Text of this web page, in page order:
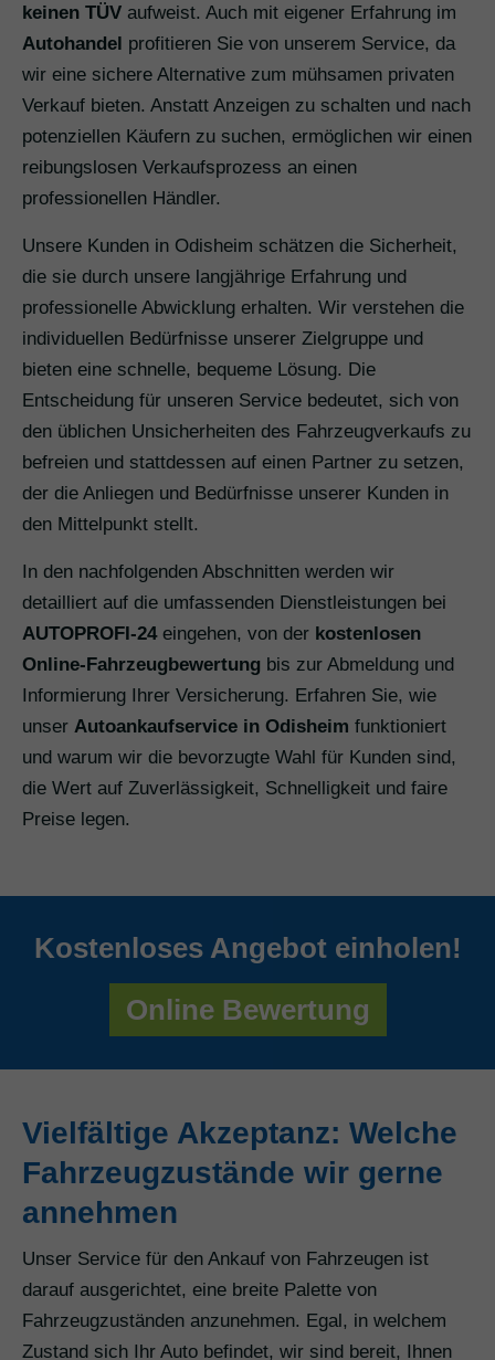
keinen TÜV aufweist. Auch mit eigener Erfahrung im
Autohandel profitieren Sie von unserem Service, da
wir eine sichere Alternative zum mühsamen privaten
Verkauf bieten. Anstatt Anzeigen zu schalten und nach
potenziellen Käufern zu suchen, ermöglichen wir einen
reibungslosen Verkaufsprozess an einen
professionellen Händler.
Unsere Kunden in Odisheim schätzen die Sicherheit,
die sie durch unsere langjährige Erfahrung und
professionelle Abwicklung erhalten. Wir verstehen die
individuellen Bedürfnisse unserer Zielgruppe und
bieten eine schnelle, bequeme Lösung. Die
Entscheidung für unseren Service bedeutet, sich von
den üblichen Unsicherheiten des Fahrzeugverkaufs zu
befreien und stattdessen auf einen Partner zu setzen,
der die Anliegen und Bedürfnisse unserer Kunden in
den Mittelpunkt stellt.
In den nachfolgenden Abschnitten werden wir
detailliert auf die umfassenden Dienstleistungen bei
AUTOPROFI-24eingehen, von der kostenlosen
Online-Fahrzeugbewertung bis zur Abmeldung und
Informierung Ihrer Versicherung. Erfahren Sie, wie
unser Autoankaufservice in Odisheim funktioniert
und warum wir die bevorzugte Wahl für Kunden sind,
die Wert auf Zuverlässigkeit, Schnelligkeit und faire
Preise legen.
Kostenloses Angebot einholen!
Online Bewertung
Vielfältige Akzeptanz: Welche
Fahrzeugzustände wir gerne
annehmen
Unser Service für den Ankauf von Fahrzeugen ist
darauf ausgerichtet, eine breite Palette von
Fahrzeugzuständen anzunehmen. Egal, in welchem
Zustand sich Ihr Auto befindet, wir sind bereit, Ihnen